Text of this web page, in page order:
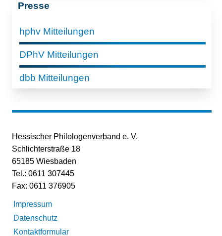
Presse
hphv Mitteilungen
DPhV Mitteilungen
dbb Mitteilungen
Hessischer Philologenverband e. V.
Schlichterstraße 18
65185 Wiesbaden
Tel.: 0611 307445
Fax: 0611 376905
Impressum
Datenschutz
Kontaktformular